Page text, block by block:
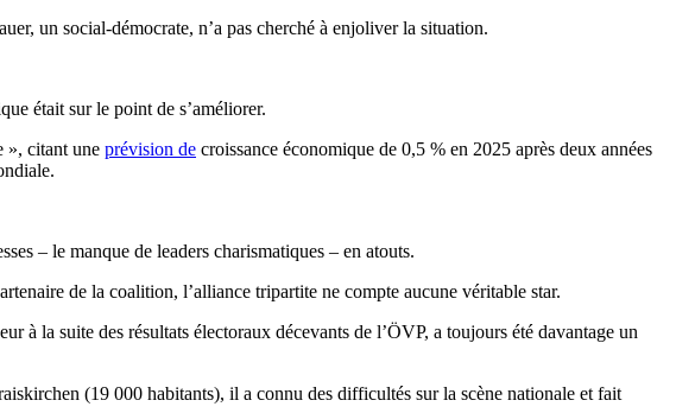
un social-démocrate, n’a pas cherché à enjoliver la situation.
était sur le point de s’améliorer.
», citant une prévision de croissance économique de 0,5 % en 2025 après deux années
– le manque de leaders charismatiques – en atouts.
de la coalition, l’alliance tripartite ne compte aucune véritable star.
à la suite des résultats électoraux décevants de l’ÖVP, a toujours été davantage un
(19 000 habitants), il a connu des difficultés sur la scène nationale et fait